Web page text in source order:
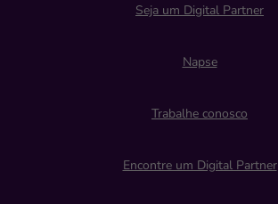
Seja um Digital Partner
Napse
Trabalhe conosco
Encontre um Digital Partner